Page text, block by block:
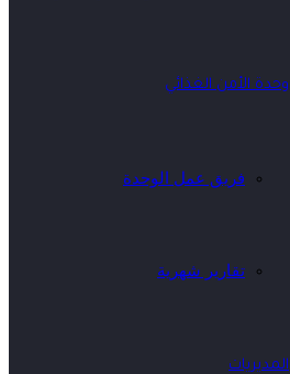
وحدة الأمن الغذائي
فريق عمل الوحدة
تقارير شهرية
المديريات